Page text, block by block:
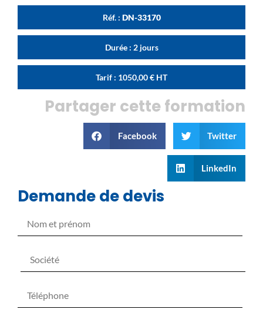
Réf. : DN-33170
Durée : 2 jours
Tarif : 1050,00€ HT
Partager cette formation
Facebook Twitter
LinkedIn
Demande de devis